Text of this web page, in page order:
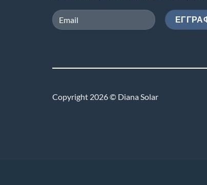
Copyright 2026 © Diana Solar